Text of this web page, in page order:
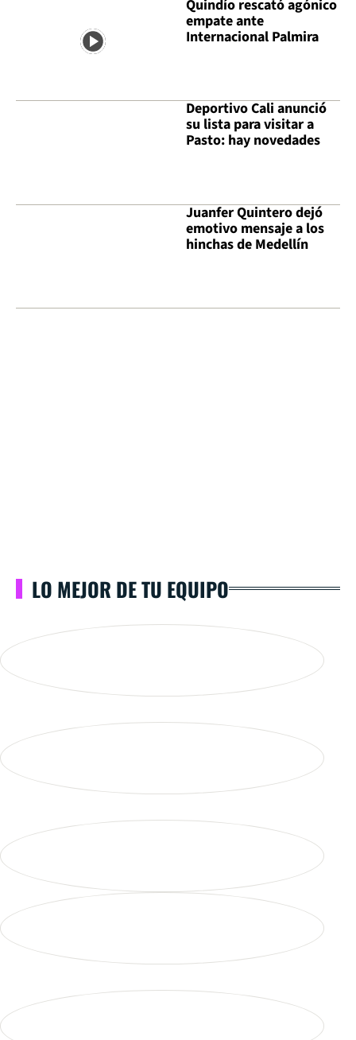
Quindío rescató agónico
empate ante
Internacional Palmira
Deportivo Cali anunció
su lista para visitar a
Pasto: hay novedades
Juanfer Quintero dejó
emotivo mensaje a los
hinchas de Medellín
LO MEJOR DE TU EQUIPO